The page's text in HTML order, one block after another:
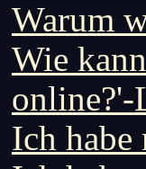
Warum
Wie
online?'-
Ich habe